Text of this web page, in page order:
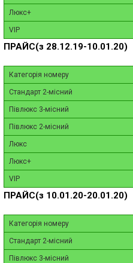
Люкс+
VIP
ПРАЙС(з 28.12.19-10.01.20)
Категорія номеру
Стандарт 2-місний
Півлюкс 3-місний
Півлюкс 2-місний
Люкс
Люкс+
VIP
ПРАЙС(з 10.01.20-20.01.20)
Категорія номеру
Стандарт 2-місний
Півлюкс 3-місний